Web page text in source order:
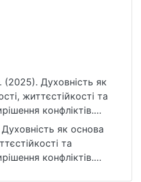
(2025). Духовність як
життєстійкості та
конфліктів.
(37), 187–193.
2520-
як основа
та
конфліктів.